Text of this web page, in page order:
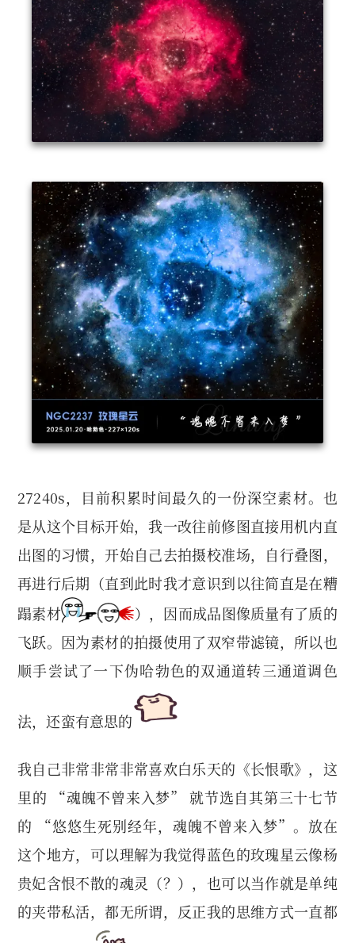
27240s，目前积累时间最久的一份深空素材。也
是从这个目标开始，我一改往前修图直接用机内直
出图的习惯，开始自己去拍摄校准场，自行叠图，
再进行后期（直到此时我才意识到以往简直是在糟
蹋素材
），因而成品图像质量有了质的
飞跃。因为素材的拍摄使用了双窄带滤镜，所以也
顺手尝试了一下伪哈勃色的双通道转三通道调色
法，还蛮有意思的
我自己非常非常非常喜欢白乐天的《长恨歌》，这
里的 “魂魄不曾来入梦” 就节选自其第三十七节
的 “悠悠生死别经年，魂魄不曾来入梦”。放在
这个地方，可以理解为我觉得蓝色的玫瑰星云像杨
贵妃含恨不散的魂灵（？），也可以当作就是单纯
的夹带私活，都无所谓，反正我的思维方式一直都